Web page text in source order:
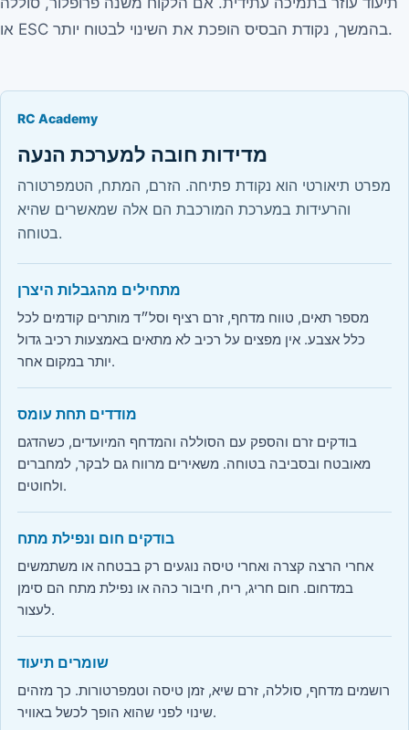
או ESC בהמשך, נקודת הבסיס הופכת את השינוי לבטוח יותר.
RC Academy
מדידות חובה למערכת הנעה
מפרט תיאורטי הוא נקודת פתיחה. הזרם, המתח, הטמפרטורה
והרעידות במערכת המורכבת הם אלה שמאשרים שהיא
בטוחה.
מתחילים מהגבלות היצרן
מספר תאים, טווח מדחף, זרם רציף וסל״ד מותרים קודמים לכל
כלל אצבע. אין מפצים על רכיב לא מתאים באמצעות רכיב גדול
יותר במקום אחר.
מודדים תחת עומס
בודקים זרם והספק עם הסוללה והמדחף המיועדים, כשהדגם
מאובטח ובסביבה בטוחה. משאירים מרווח גם לבקר, למחברים
ולחוטים.
בודקים חום ונפילת מתח
אחרי הרצה קצרה ואחרי טיסה נוגעים רק בבטחה או משתמשים
במדחום. חום חריג, ריח, חיבור כהה או נפילת מתח הם סימן
לעצור.
שומרים תיעוד
רושמים מדחף, סוללה, זרם שיא, זמן טיסה וטמפרטורות. כך מזהים
שינוי לפני שהוא הופך לכשל באוויר.